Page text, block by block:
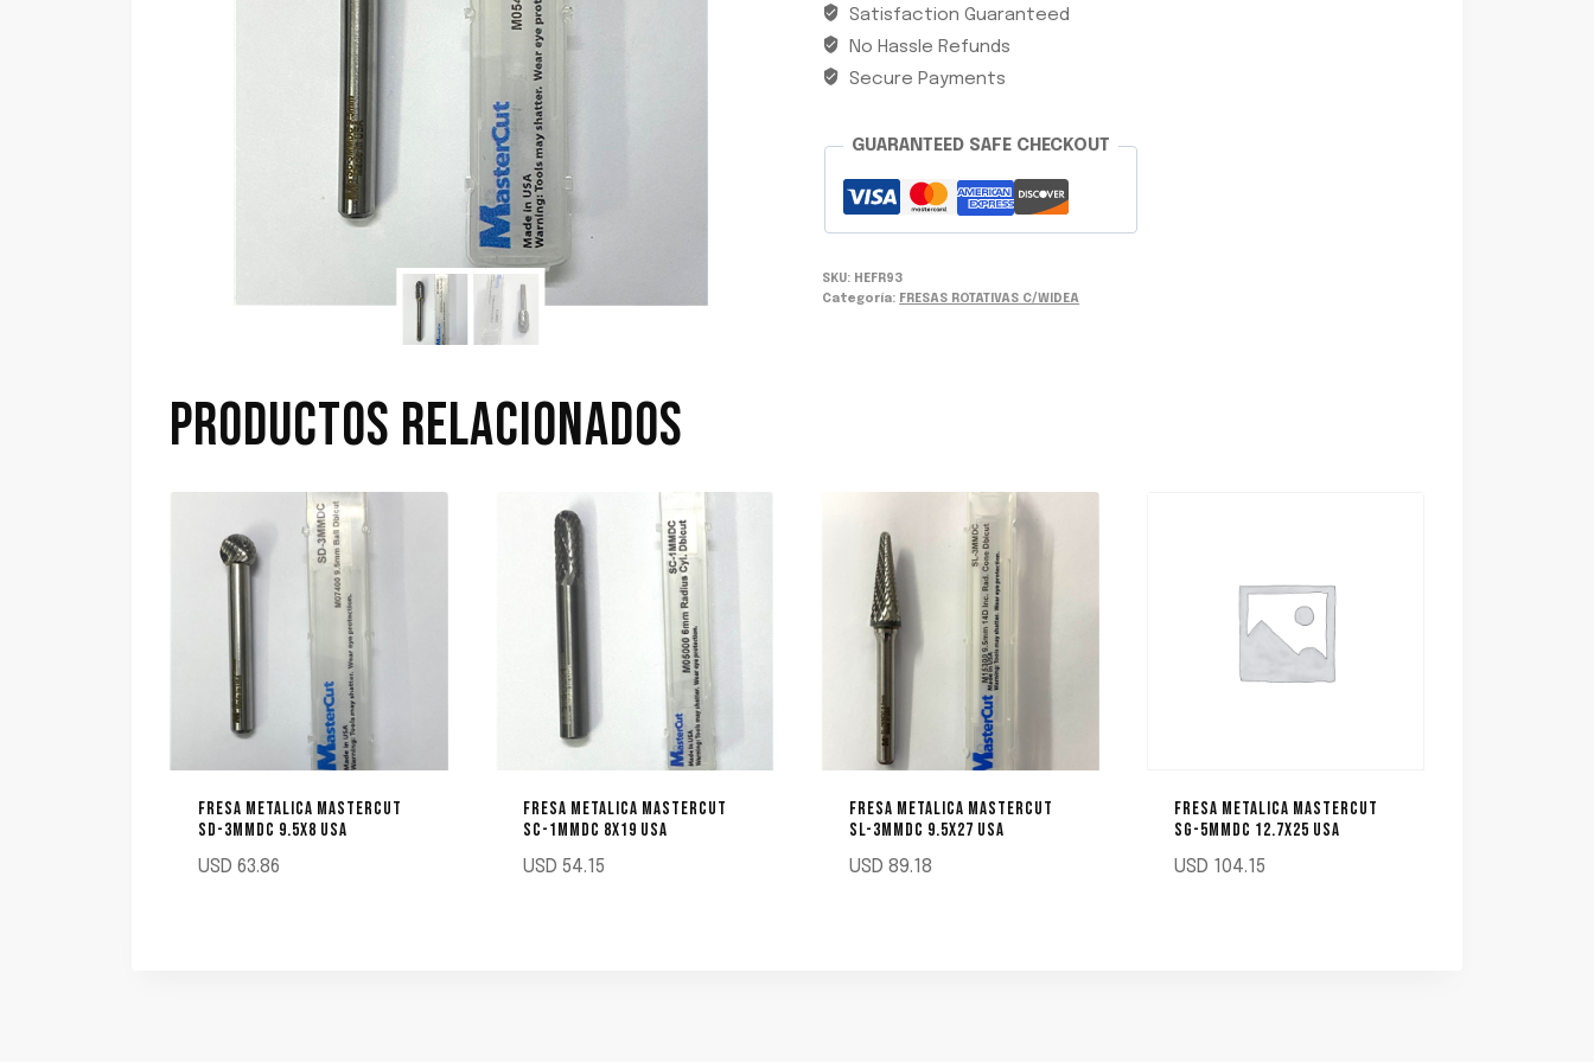
SC-
3MMDC
9.5X19
cantidad
Satisfaction Guaranteed
No Hassle Refunds
Secure Payments
GUARANTEED SAFE CHECKOUT
SKU: HEFR93
Categoría: FRESAS ROTATIVAS C/WIDEA
PRODUCTOS RELACIONADOS
FRESA METALICA MASTERCUT
SD-3MMDC 9.5X8 USA
USD 63.86
FRESA METALICA MASTERCUT
SC-1MMDC 8X19 USA
USD 54.15
FRESA METALICA MASTERCUT
SL-3MMDC 9.5X27 USA
USD 89.18
FRESA METALICA MASTERCUT
SG-5MMDC 12.7X25 USA
USD 104.15